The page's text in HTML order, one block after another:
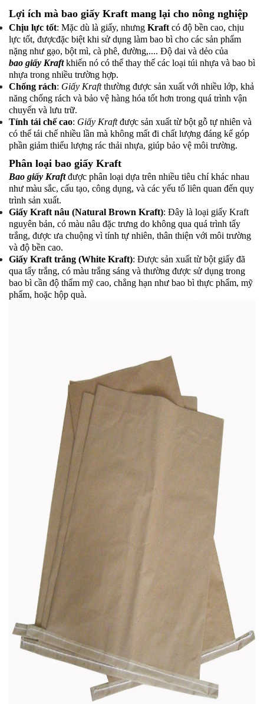
Lợi ích mà bao giấy Kraft mang lại cho nông nghiệp
Chịu lực tốt: Mặc dù là giấy, nhưng Kraft có độ bền cao, chịu
lực tốt, đượcđặc biệt khi sử dụng làm bao bì cho các sản phẩm
nặng như gạo, bột mì, cà phê, đường,.... Độ dai và dẻo của
bao giấy Kraftkhiến nó có thể thay thế các loại túi nhựa và bao bì
nhựa trong nhiều trường hợp.
Chống rách: Giấy Kraftthường được sản xuất với nhiều lớp, khả
năng chống rách và bảo vệ hàng hóa tốt hơn trong quá trình vận
chuyển và lưu trữ.
Tính tái chế cao: Giấy Kraftđược sản xuất từ bột gỗ tự nhiên và
có thể tái chế nhiều lần mà không mất đi chất lượng đáng kể góp
phần giảm thiểu lượng rác thải nhựa, giúp bảo vệ môi trường.
Phân loại bao giấy Kraft
Bao giấy Kraftđược phân loại dựa trên nhiều tiêu chí khác nhau
như màu sắc, cấu tạo, công dụng, và các yếu tố liên quan đến quy
trình sản xuất.
Giấy Kraft nâu (Natural Brown Kraft): Đây là loại giấy Kraft
nguyên bản, có màu nâu đặc trưng do không qua quá trình tẩy
trắng, được ưa chuộng vì tính tự nhiên, thân thiện với môi trường
và độ bền cao.
Giấy Kraft trắng (White Kraft): Được sản xuất từ bột giấy đã
qua tẩy trắng, có màu trắng sáng và thường được sử dụng trong
bao bì cần độ thẩm mỹ cao, chẳng hạn như bao bì thực phẩm, mỹ
phẩm, hoặc hộp quà.